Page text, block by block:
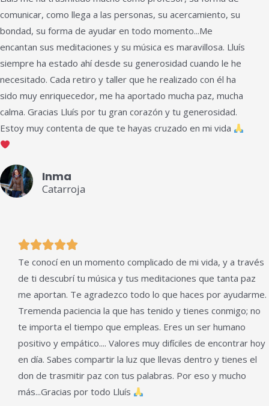
5
de
comunicar, como llega a las personas, su acercamiento, su
bondad, su forma de ayudar en todo momento...Me
encantan sus meditaciones y su música es maravillosa. Lluís
siempre ha estado ahí desde su generosidad cuando le he
necesitado. Cada retiro y taller que he realizado con él ha
sido muy enriquecedor, me ha aportado mucha paz, mucha
calma. Gracias Lluís por tu gran corazón y tu generosidad.
Estoy muy contenta de que te hayas cruzado en mi vida
Inma
Catarroja

con
5
de
Te conocí en un momento complicado de mi vida, y a través
de ti descubrí tu música y tus meditaciones que tanta paz
me aportan. Te agradezco todo lo que haces por ayudarme.
Tremenda paciencia la que has tenido y tienes conmigo; no
te importa el tiempo que empleas. Eres un ser humano
positivo y empático.... Valores muy difíciles de encontrar hoy
en día. Sabes compartir la luz que llevas dentro y tienes el
don de trasmitir paz con tus palabras. Por eso y mucho
más...Gracias por todo Lluís